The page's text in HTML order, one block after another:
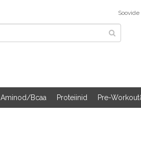
Aminod/Bcaa Proteiinid Pre-